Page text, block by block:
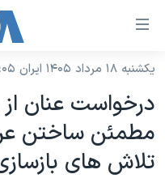
لینکهای
دسترسی
جهش
محتوای
اصلی
نسخه سبک وب‌سایت
موضوع ها
ایران
برنامه های تلویزیونی
یکشنبه ۱۸ مرداد ۱۴۰۵ ایران ۱۵:۰۵
درخواست عنان
مطمئن ساختن
تلاش های